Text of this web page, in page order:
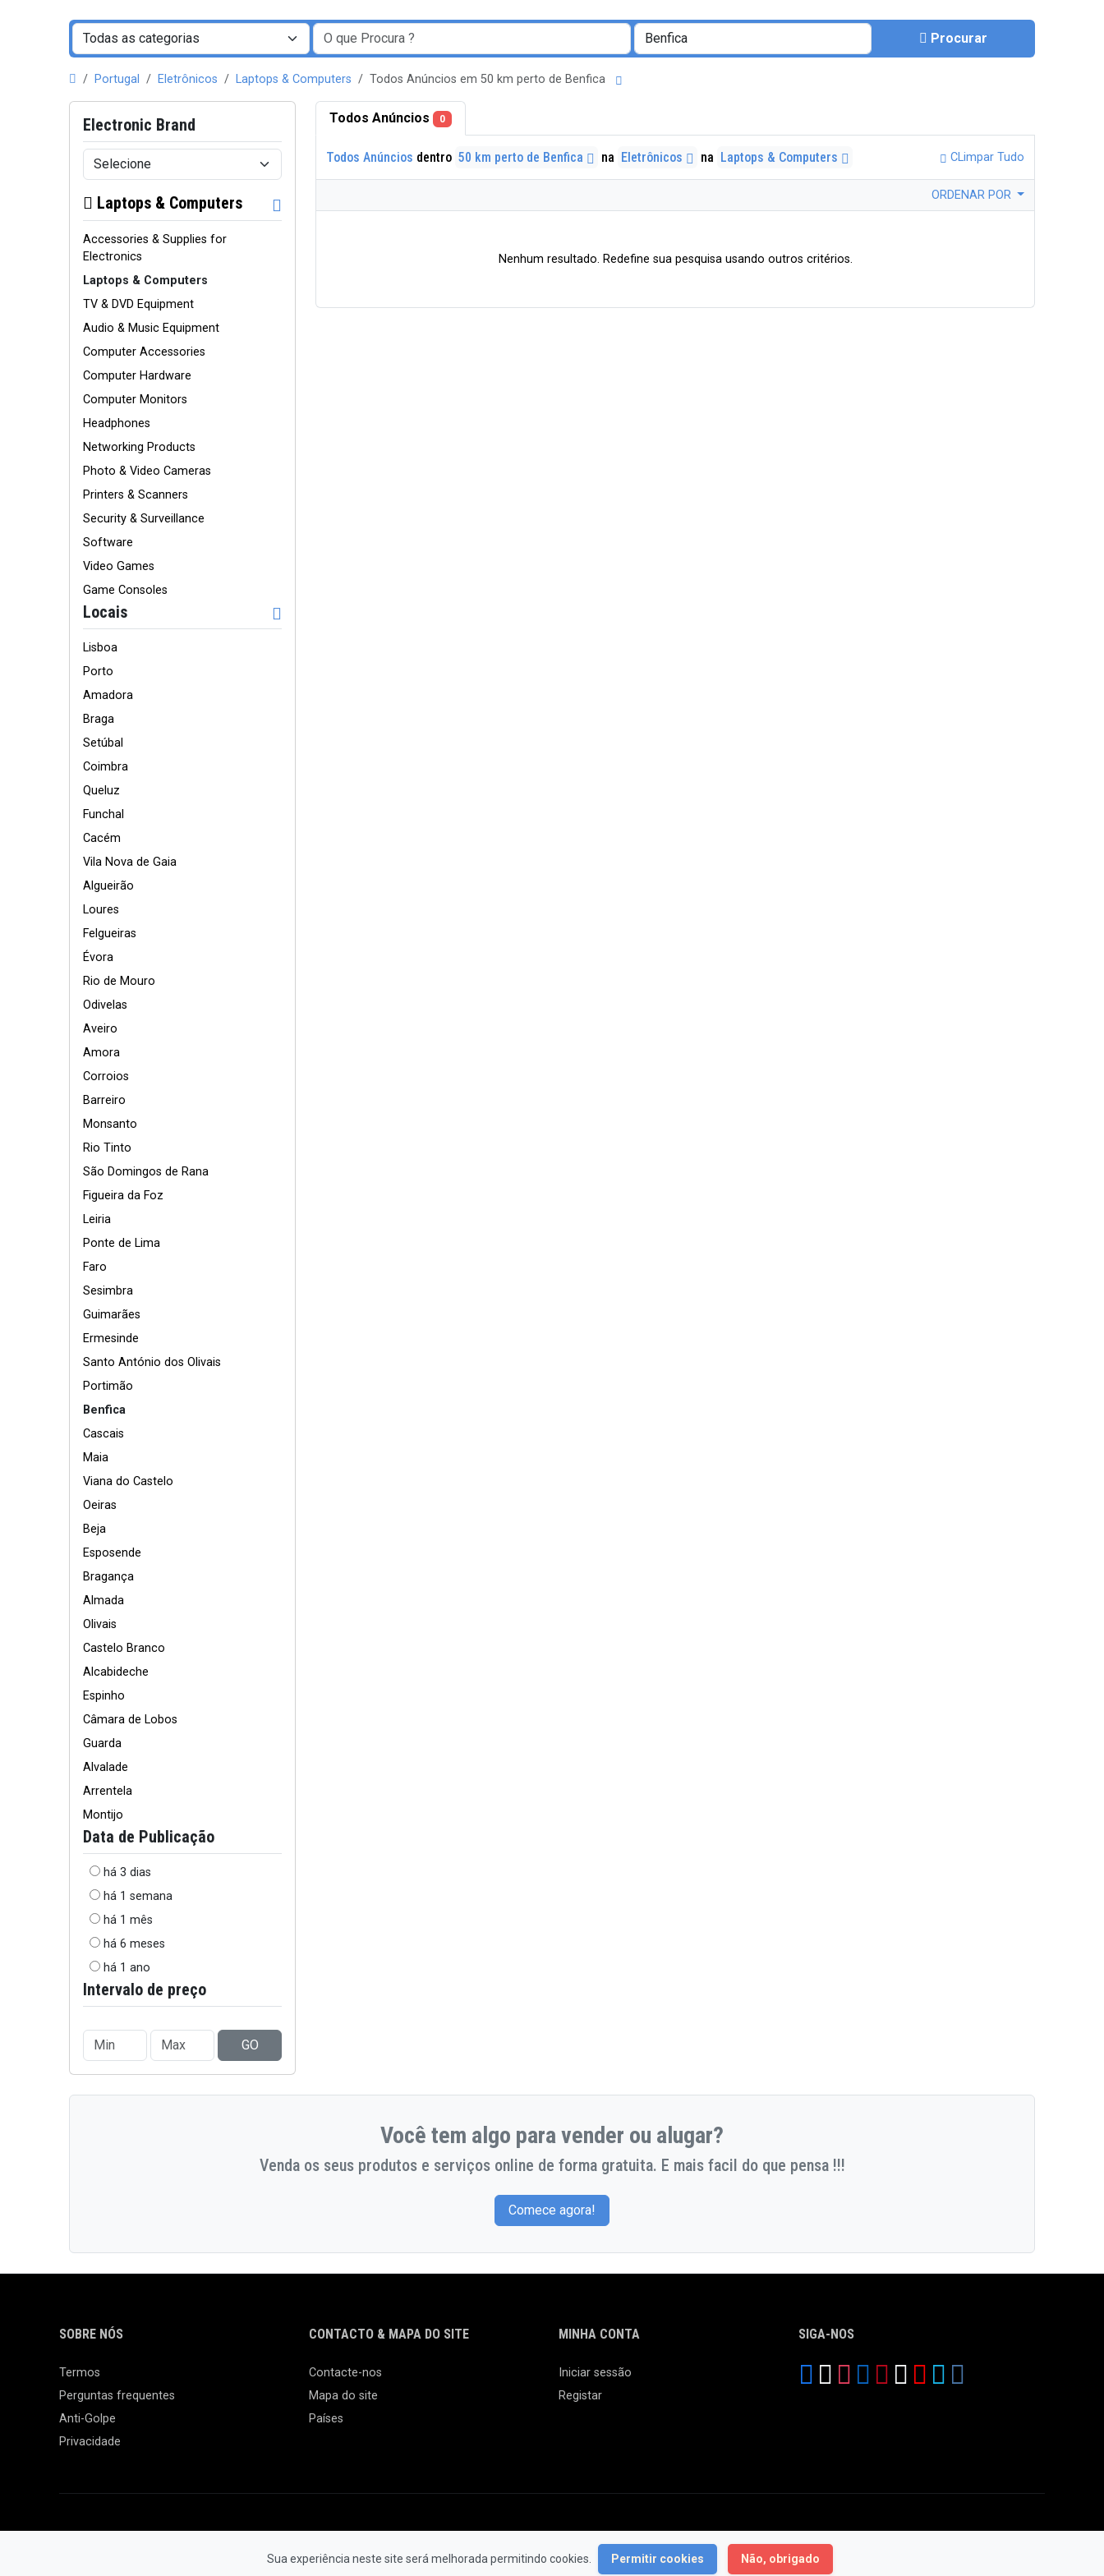
Procurar
Portugal Eletrônicos Laptops & Computers Todos Anúncios em 50 km perto de Benfica
Electronic Brand
Laptops & Computers
Accessories & Supplies for
Electronics
Laptops & Computers
TV & DVD Equipment
Audio & Music Equipment
Computer Accessories
Computer Hardware
Computer Monitors
Headphones
Networking Products
Photo & Video Cameras
Printers & Scanners
Security & Surveillance
Software
Video Games
Game Consoles
Locais
Lisboa
Porto
Amadora
Braga
Setúbal
Coimbra
Queluz
Funchal
Cacém
Vila Nova de Gaia
Algueirão
Loures
Felgueiras
Évora
Rio de Mouro
Odivelas
Aveiro
Amora
Corroios
Barreiro
Monsanto
Rio Tinto
São Domingos de Rana
Figueira da Foz
Leiria
Ponte de Lima
Faro
Sesimbra
Guimarães
Ermesinde
Santo António dos Olivais
Portimão
Benfica
Cascais
Maia
Viana do Castelo
Oeiras
Beja
Esposende
Bragança
Almada
Olivais
Castelo Branco
Alcabideche
Espinho
Câmara de Lobos
Guarda
Alvalade
Arrentela
Montijo
Data de Publicação
há 3 dias
há 1 semana
há 1 mês
há 6 meses
há 1 ano
Intervalo de preço
GO
Todos Anúncios 0
Todos Anúncios dentro 50 km perto de Benfica na Eletrônicos na Laptops & Computers CLimpar Tudo
ORDENAR POR
Nenhum resultado. Redefine sua pesquisa usando outros critérios.
Você tem algo para vender ou alugar?
Venda os seus produtos e serviços online de forma gratuita. E mais facil do que pensa !!!
Comece agora!
Sua experiência neste site será melhorada permitindo cookies. Permitir cookies Não, obrigado
SOBRE NÓS
Termos
Perguntas frequentes
Anti-Golpe
Privacidade
CONTACTO & MAPA DO SITE
Contacte-nos
Mapa do site
Países
MINHA CONTA
Iniciar sessão
Registar
SIGA-NOS